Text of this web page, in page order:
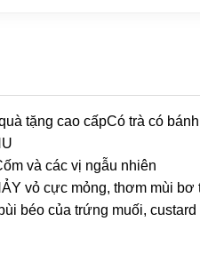
tặng cao cấpCó trà có
và các vị ngẫu nhiên
vỏ cực mỏng, thơm mùi
béo của trứng muối,